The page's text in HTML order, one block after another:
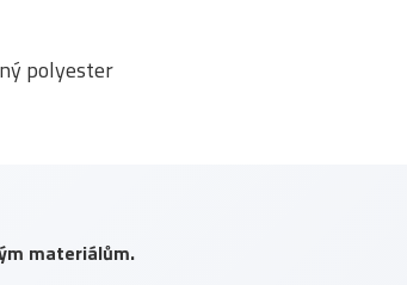
materiálům.
polyester